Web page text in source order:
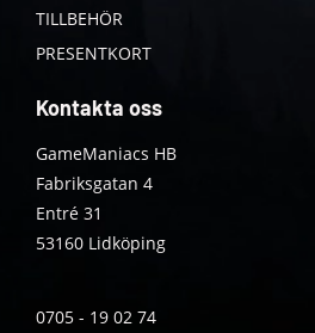
TILLBEHÖR
PRESENTKORT
Kontakta oss
GameManiacs HB
Fabriksgatan 4
Entré 31
53160 Lidköping
0705 - 19 02 74